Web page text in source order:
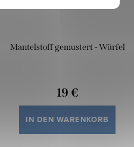
Mantelstoff gemustert - Würfel
19 €
IN DEN WARENKORB